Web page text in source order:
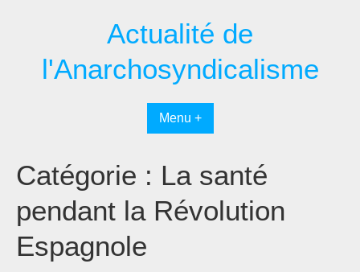
Actualité de
l'Anarchosyndicalisme
Menu +
Catégorie : La santé
pendant la Révolution
Espagnole